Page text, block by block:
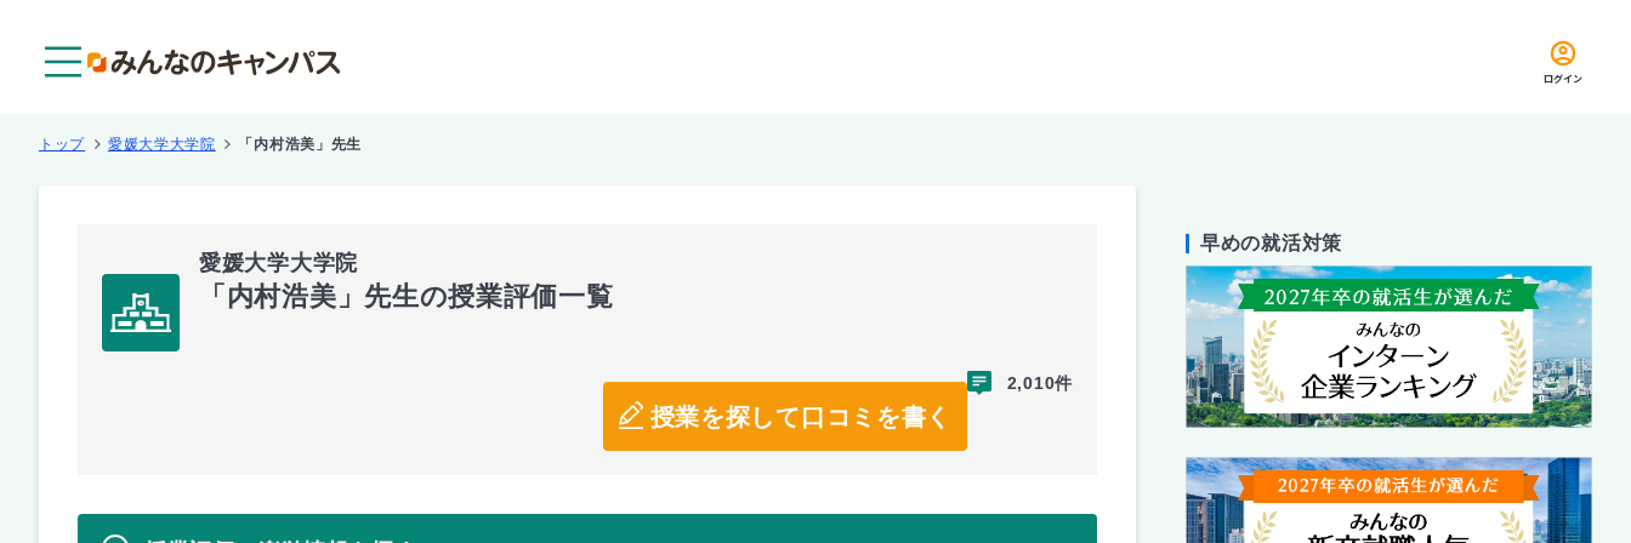
ログイン
トップ 愛媛大学大学院 「内村浩美」先生
愛媛大学大学院
「内村浩美」先生の授業評価一覧
授業を探して口コミを書く
2,010件
早めの就活対策